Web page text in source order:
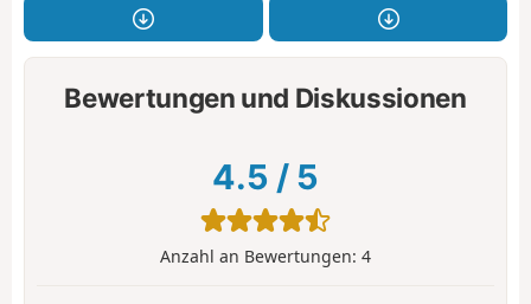
Bewertungen und Diskussionen
4.5 / 5
Anzahl an Bewertungen: 4